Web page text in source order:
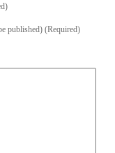
published) (Required)